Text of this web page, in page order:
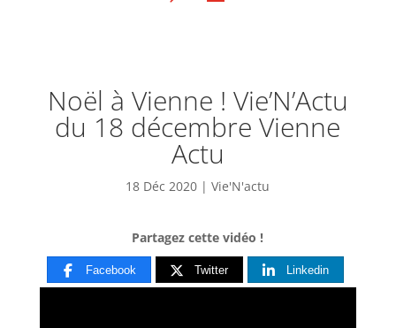
Noël à Vienne ! Vie’N’Actu
du 18 décembre Vienne
Actu
18 Déc 2020 |Vie'N'actu
Partagez cette vidéo !
Facebook Twitter Linkedin